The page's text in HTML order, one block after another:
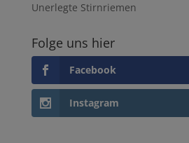
Unerlegte Stirnriemen
Folge uns hier
Facebook
Instagram